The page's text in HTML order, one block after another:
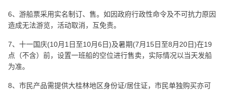
6、游船票采用实名制订、售。如因政府行政性命令及不可抗力原因
造成无法游览，活动取消，互免责。
7、十一国庆(10月1日至10月6日)及暑期(7月15日至8月20日)在19
点（不含）前，设置一班船的空位进行售卖，实际情况以当天发船
为准。
8、市民产品需提供大桂林地区身份证/居住证，市民单独购买亦可